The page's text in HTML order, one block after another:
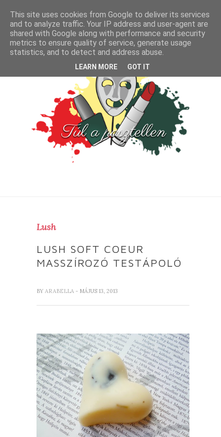
Lush
LUSH SOFT COEUR
MASSZÍROZÓ TESTÁPOLÓ
BY ARABELLA - MÁJUS 13, 2013
This site uses cookies from Google to deliver its services
and to analyze traffic. Your IP address and user-agent are
shared with Google along with performance and security
metrics to ensure quality of service, generate usage
statistics, and to detect and address abuse.
LEARN MORE GOT IT